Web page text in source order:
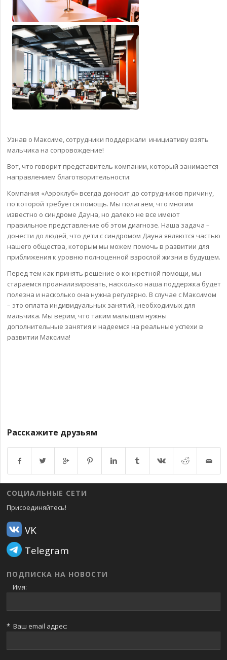
Узнав о Максиме, сотрудники поддержали инициативу взять
мальчика на сопровождение!
Вот, что говорит представитель компании, который занимается
направлением благотворительности:
Компания «Аэроклуб» всегда доносит до сотрудников причину,
по которой требуется помощь. Мы полагаем, что многим
известно о синдроме Дауна, но далеко не все имеют
правильное представление об этом диагнозе. Наша задача –
донести до людей, что дети с синдромом Дауна являются частью
нашего общества, которым мы можем помочь в развитии для
приближения к уровню полноценной взрослой жизни в будущем.
Перед тем как принять решение о конкретной помощи, мы
стараемся проанализировать, насколько наша поддержка будет
полезна и насколько она нужна регулярно. В случае с Максимом
– это оплата индивидуальных занятий, необходимых для
мальчика. Мы верим, что таким малышам нужны
дополнительные занятия и надеемся на реальные успехи в
развитии Максима!
Расскажите друзьям
Возврат к списку
СОЦИАЛЬНЫЕ СЕТИ
Присоединяйтесь!
VK
Telegram
ПОДПИСКА НА НОВОСТИ
Имя:
* Ваш email адрес: